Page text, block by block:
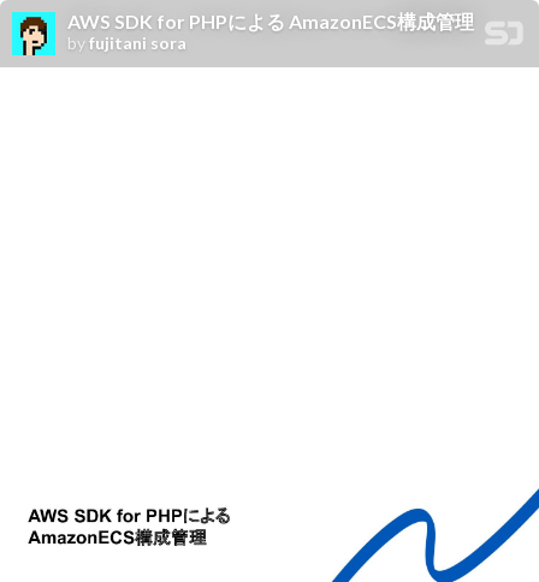
AWS SDK for PHPによる AmazonECS構成管理
byfujitani sora